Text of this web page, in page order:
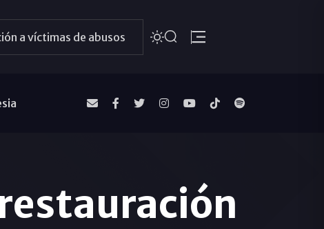
a víctimas de abusos